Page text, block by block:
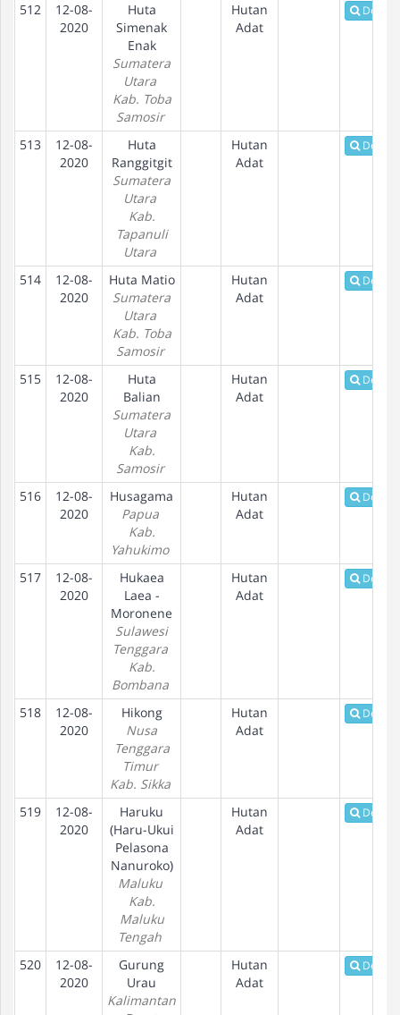
512
12-08-
2020
Huta
Simenak
Enak
Sumatera
Utara
Kab. Toba
Samosir
Hutan
Adat
Detail
513
12-08-
2020
Huta
Ranggitgit
Sumatera
Utara
Kab.
Tapanuli
Utara
Hutan
Adat
Detail
514
12-08-
2020
Huta Matio
Sumatera
Utara
Kab. Toba
Samosir
Hutan
Adat
Detail
515
12-08-
2020
Huta
Balian
Sumatera
Utara
Kab.
Samosir
Hutan
Adat
Detail
516
12-08-
2020
Husagama
Papua
Kab.
Yahukimo
Hutan
Adat
Detail
517
12-08-
2020
Hukaea
Laea -
Moronene
Sulawesi
Tenggara
Kab.
Bombana
Hutan
Adat
Detail
518
12-08-
2020
Hikong
Nusa
Tenggara
Timur
Kab. Sikka
Hutan
Adat
Detail
519
12-08-
2020
Haruku
(Haru-Ukui
Pelasona
Nanuroko)
Maluku
Kab.
Maluku
Tengah
Hutan
Adat
Detail
520
12-08-
2020
Gurung
Urau
Kalimantan
Hutan
Adat
Detail